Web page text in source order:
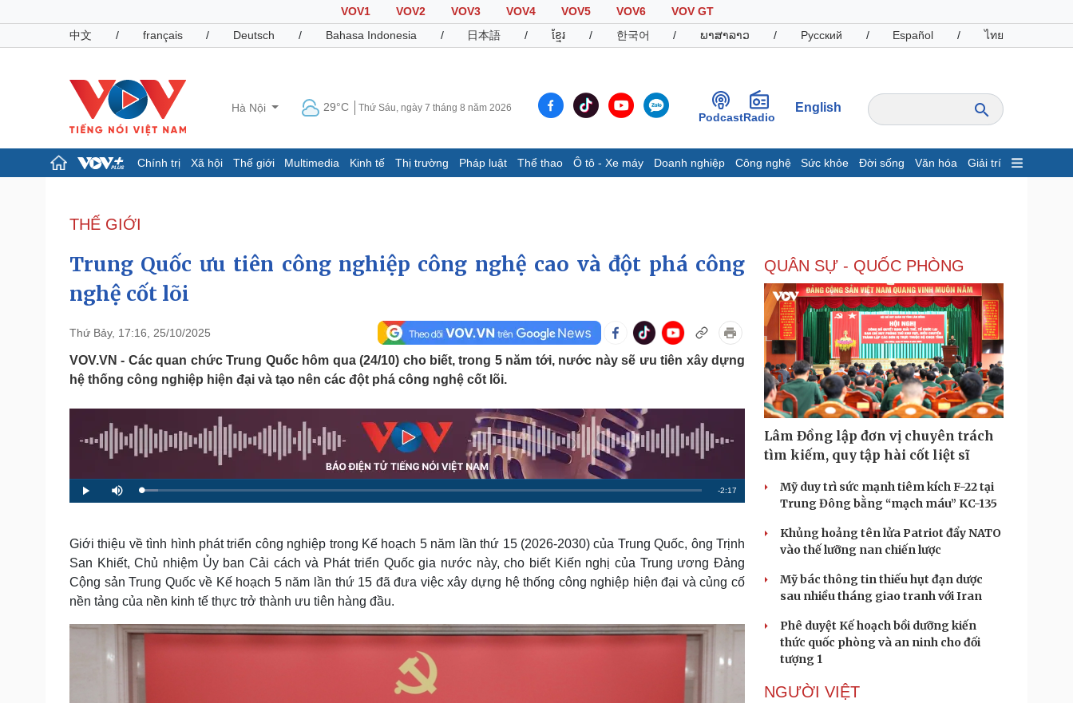
VOV1 VOV2 VOV3 VOV4 VOV5 VOV6
VOV GT
中文
/ français / Deutsch / Bahasa Indonesia / 日本語 / ខ្មែរ / 한국어 / ພາສາລາວ / Русский / Español / ไทย
Hà Nội 29°C Thứ Sáu, ngày 7 tháng 8 năm 2026
PodcastRadio
English
Chính trị Xã hội Thế giới Multimedia Kinh tế Thị trường Pháp luật Thể thao Ô tô - Xe máy Doanh nghiệp Công nghệ Sức khỏe Đời sống Văn hóa Giải trí
Đảng
Tổ chức nhân sự
Nhận diện sự thật
Dấu ấn VOV
Infographic
Chứng khoán
Giá cà phê
Pháp luật
Tin nóng
Tư vấn luật
Việt Nam
Phân tích
Thể thao
Lịch thi đấu bóng đá
Thế giới thể thao
Ô tô - Xe máy
Xe máy
Doanh nghiệp
Thông tin doanh nghiệp
Doanh nghiệp 24h
Doanh nhân
Vì cộng đồng
Công nghệ
Sành điệu
Tin Công nghệ
Trải nghiệm
Chuyển đổi số
Sức khỏe
Cây thuốc
Sản phụ khoa
Làm đẹp - giảm cân
Phòng mạch online
Ăn sạch sống khỏe
Đời sống
Blog
Văn hóa
Sân khấu - Điện ảnh
Văn học
Giải trí
Nghệ sĩ
Thời trang
Du lịch
Săn Tour
Podcast
Câu chuyện thời sự
Đọc truyện đêm khuya
Cửa sổ tình yêu
Hạt giống tâm hồn
Cải chính
THẾ GIỚI
Trung Quốc ưu tiên công nghiệp công nghệ cao và đột phá công
nghệ cốt lõi
Thứ Bảy, 17:16, 25/10/2025
VOV.VN - Các quan chức Trung Quốc hôm qua (24/10) cho biết, trong 5 năm tới, nước này sẽ ưu tiên xây dựng
hệ thống công nghiệp hiện đại và tạo nên các đột phá công nghệ cốt lõi.
P
l
M
u
L
o
:
2
9
%
R
m
a
i
n
-2:17
Giới thiệu về tình hình phát triển công nghiệp trong Kế hoạch 5 năm lần thứ 15 (2026-2030) của Trung Quốc, ông Trịnh
San Khiết, Chủ nhiệm Ủy ban Cải cách và Phát triển Quốc gia nước này, cho biết Kiến nghị của Trung ương Đảng
Cộng sản Trung Quốc về Kế hoạch 5 năm lần thứ 15 đã đưa việc xây dựng hệ thống công nghiệp hiện đại và củng cố
nền tảng của nền kinh tế thực trở thành ưu tiên hàng đầu.
QUÂN SỰ - QUỐC PHÒNG
Lâm Đồng lập đơn vị chuyên trách
tìm kiếm, quy tập hài cốt liệt sĩ
Mỹ duy trì sức mạnh tiêm kích F-22 tại
Trung Đông bằng “mạch máu” KC-135
Khủng hoảng tên lửa Patriot đẩy NATO
vào thế lưỡng nan chiến lược
Mỹ bác thông tin thiếu hụt đạn dược
sau nhiều tháng giao tranh với Iran
Phê duyệt Kế hoạch bồi dưỡng kiến
thức quốc phòng và an ninh cho đối
tượng 1
NGƯỜI VIỆT